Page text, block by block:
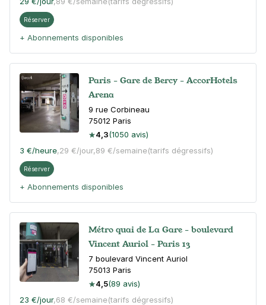
Réserver
+ Abonnements disponibles
Paris - Gare de Bercy - AccorHotels
Arena
9 rue Corbineau
75012 Paris
4,3(1050 avis)
3 €/heure,29 €/jour,89 €/semaine(tarifs dégressifs)
Réserver
+ Abonnements disponibles
Métro quai de La Gare - boulevard
Vincent Auriol - Paris 13
7 boulevard Vincent Auriol
75013 Paris
4,5(89 avis)
23 €/jour,68 €/semaine(tarifs dégressifs)